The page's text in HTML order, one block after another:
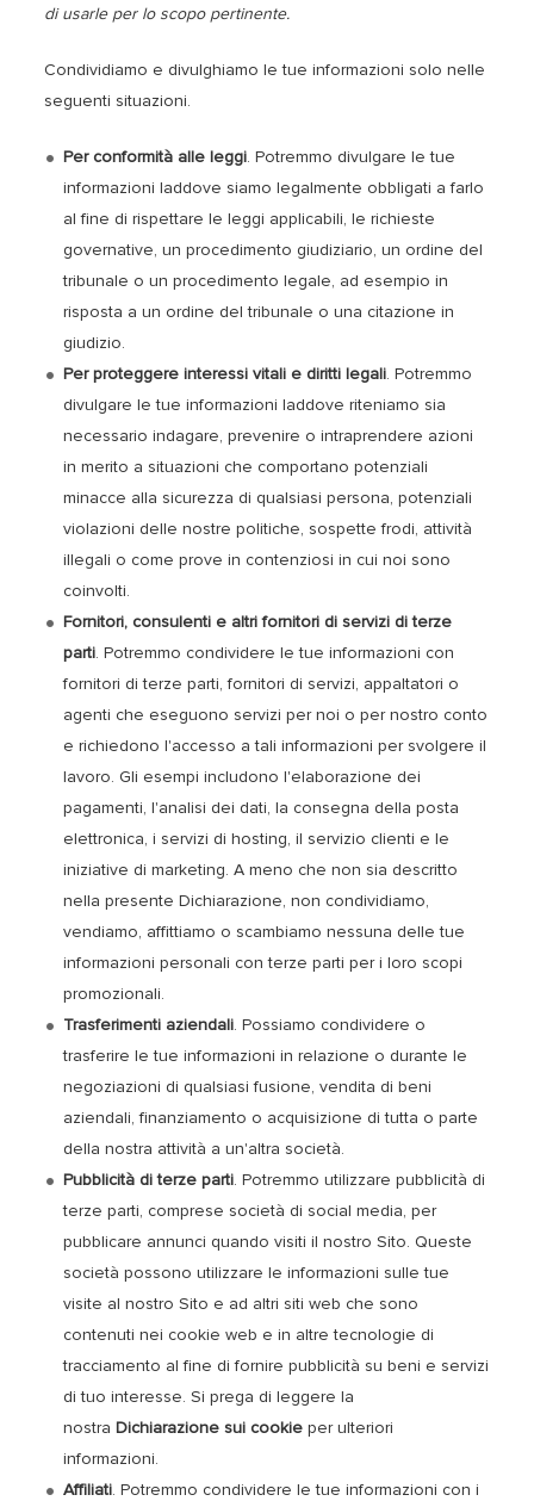
di usarle per lo scopo pertinente.
Condividiamo e divulghiamo le tue informazioni solo nelle
seguenti situazioni.
Per conformità alle leggi. Potremmo divulgare le tue
informazioni laddove siamo legalmente obbligati a farlo
al fine di rispettare le leggi applicabili, le richieste
governative, un procedimento giudiziario, un ordine del
tribunale o un procedimento legale, ad esempio in
risposta a un ordine del tribunale o una citazione in
giudizio.
Per proteggere interessi vitali e diritti legali. Potremmo
divulgare le tue informazioni laddove riteniamo sia
necessario indagare, prevenire o intraprendere azioni
in merito a situazioni che comportano potenziali
minacce alla sicurezza di qualsiasi persona, potenziali
violazioni delle nostre politiche, sospette frodi, attività
illegali o come prove in contenziosi in cui noi sono
coinvolti.
Fornitori, consulenti e altri fornitori di servizi di terze
parti. Potremmo condividere le tue informazioni con
fornitori di terze parti, fornitori di servizi, appaltatori o
agenti che eseguono servizi per noi o per nostro conto
e richiedono l'accesso a tali informazioni per svolgere il
lavoro. Gli esempi includono l'elaborazione dei
pagamenti, l'analisi dei dati, la consegna della posta
elettronica, i servizi di hosting, il servizio clienti e le
iniziative di marketing. A meno che non sia descritto
nella presente Dichiarazione, non condividiamo,
vendiamo, affittiamo o scambiamo nessuna delle tue
informazioni personali con terze parti per i loro scopi
promozionali.
Trasferimenti aziendali. Possiamo condividere o
trasferire le tue informazioni in relazione o durante le
negoziazioni di qualsiasi fusione, vendita di beni
aziendali, finanziamento o acquisizione di tutta o parte
della nostra attività a un'altra società.
Pubblicità di terze parti. Potremmo utilizzare pubblicità di
terze parti, comprese società di social media, per
pubblicare annunci quando visiti il nostro Sito. Queste
società possono utilizzare le informazioni sulle tue
visite al nostro Sito e ad altri siti web che sono
contenuti nei cookie web e in altre tecnologie di
tracciamento al fine di fornire pubblicità su beni e servizi
di tuo interesse. Si prega di leggere la
nostraDichiarazione sui cookie per ulteriori
informazioni.
Affiliati. Potremmo condividere le tue informazioni con i